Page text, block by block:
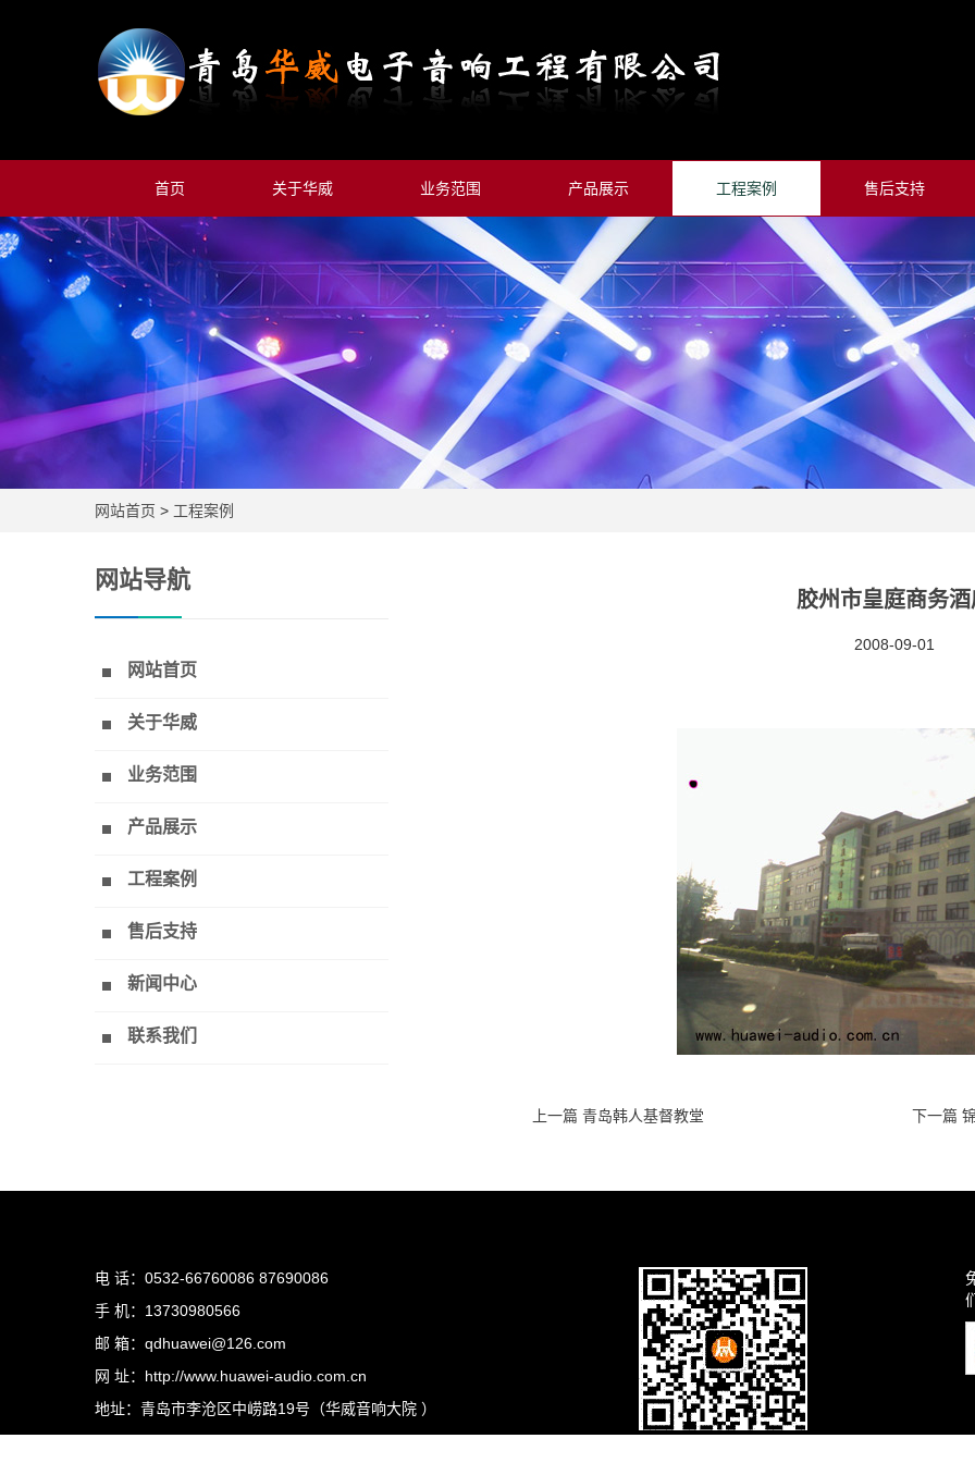
首页 关于华威 业务范围 产品展示 工程案例 售后支持
网站首页 > 工程案例
胶州市皇庭商务
2008-09-01
上一篇 青岛韩人基督教堂 下一篇
网站导航
网站首页
关于华威
业务范围
产品展示
工程案例
售后支持
新闻中心
联系我们
电 话：0532-66760086 87690086
手 机：13730980566
邮 箱：qdhuawei@126.com
网 址：http://www.huawei-audio.com.cn
地址：青岛市李沧区中崂路19号（华威音响大院 ）